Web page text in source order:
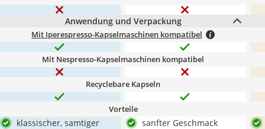
Anwendung und Verpackung
Mit Iperespresso-Kapselmaschinen kompatibel
Mit Nespresso-Kapselmaschinen kompatibel
Recyclebare Kapseln
Vorteile
klassischer, samtiger
sanfter Geschmack